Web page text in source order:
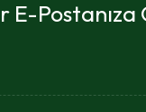
Postanıza